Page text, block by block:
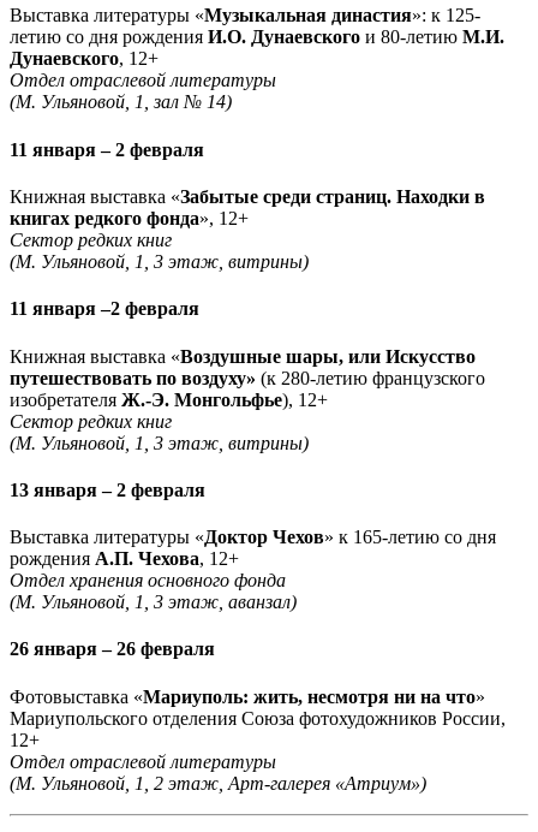
Выставка литературы «Музыкальная династия»: к 125-
летию со дня рождения И.О. Дунаевского и 80-летию М.И.
Дунаевского, 12+
Отдел отраслевой литературы
(М. Ульяновой, 1, зал № 14)
11 января – 2 февраля
Книжная выставка «Забытые среди страниц. Находки в
книгах редкого фонда», 12+
Сектор редких книг
(М. Ульяновой, 1, 3 этаж, витрины)
11 января –2 февраля
Книжная выставка «Воздушные шары, или Искусство
путешествовать по воздуху» (к 280-летию французского
изобретателя Ж.-Э. Монгольфье), 12+
Сектор редких книг
(М. Ульяновой, 1, 3 этаж, витрины)
13 января – 2 февраля
Выставка литературы «Доктор Чехов» к 165-летию со дня
рождения А.П. Чехова, 12+
Отдел хранения основного фонда
(М. Ульяновой, 1, 3 этаж, аванзал)
26 января – 26 февраля
Фотовыставка «Мариуполь: жить, несмотря ни на что»
Мариупольского отделения Союза фотохудожников России,
12+
Отдел отраслевой литературы
(М. Ульяновой, 1, 2 этаж, Арт-галерея «Атриум»)